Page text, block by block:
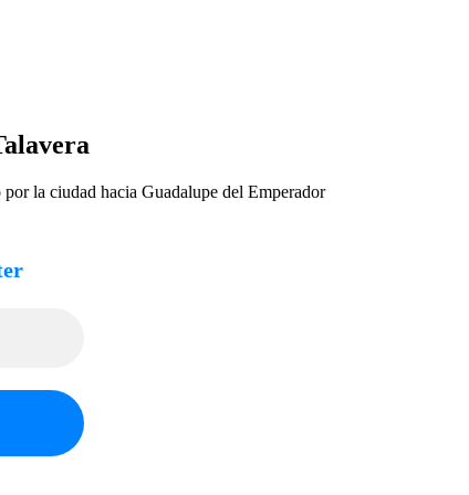
la ciudad hacia Guadalupe del Emperador